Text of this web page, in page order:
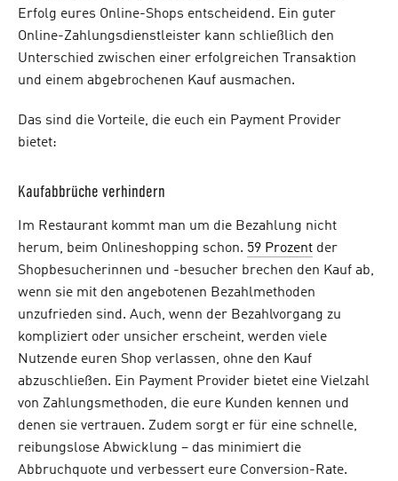
Erfolg eures Online-Shops entscheidend. Ein guter
Online-Zahlungsdienstleister kann schließlich den
Unterschied zwischen einer erfolgreichen Transaktion
und einem abgebrochenen Kauf ausmachen.
Das sind die Vorteile, die euch ein Payment Provider
bietet:
Kaufabbrüche verhindern
Im Restaurant kommt man um die Bezahlung nicht
herum, beim Onlineshopping schon. 59 Prozent der
Shopbesucherinnen und -besucher brechen den Kauf ab,
wenn sie mit den angebotenen Bezahlmethoden
unzufrieden sind. Auch, wenn der Bezahlvorgang zu
kompliziert oder unsicher erscheint, werden viele
Nutzende euren Shop verlassen, ohne den Kauf
abzuschließen. Ein Payment Provider bietet eine Vielzahl
von Zahlungsmethoden, die eure Kunden kennen und
denen sie vertrauen. Zudem sorgt er für eine schnelle,
reibungslose Abwicklung – das minimiert die
Abbruchquote und verbessert eure Conversion-Rate.